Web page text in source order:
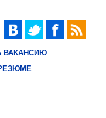
ВАКАНСИЮ